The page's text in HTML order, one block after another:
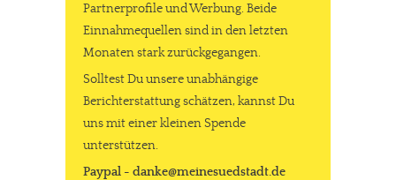
Paypal - danke@meinesuedstadt.de
JETZT SPENDEN Schon erledigt!
Partnerprofile und Werbung. Beide
Einnahmequellen sind in den letzten
Monaten stark zurückgegangen.
Solltest Du unsere unabhängige
Berichterstattung schätzen, kannst Du
uns mit einer kleinen Spende
unterstützen.
Paypal - danke@meinesuedstadt.de